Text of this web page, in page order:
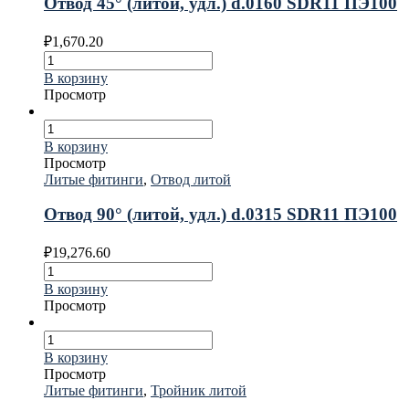
₽1,670.20
В корзину
Просмотр
В корзину
Просмотр
Литые фитинги, Отвод литой
Отвод 90° (литой, удл.) d.0315 SDR11 ПЭ100
₽19,276.60
В корзину
Просмотр
В корзину
Просмотр
Литые фитинги, Тройник литой